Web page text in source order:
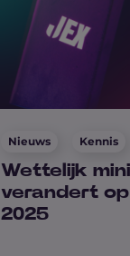
Nieuws Kennis
Wettelijk
verandert op
2025